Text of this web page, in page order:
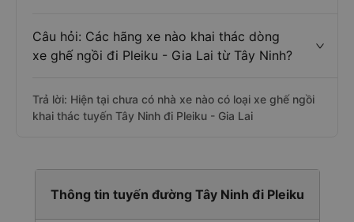
Câu hỏi: Các hãng xe nào khai thác dòng
xe ghế ngồi đi Pleiku - Gia Lai từ Tây Ninh?
Trả lời: Hiện tại chưa có nhà xe nào có loại xe ghế ngồi
khai thác tuyến Tây Ninh đi Pleiku - Gia Lai
Thông tin tuyến đường Tây Ninh đi Pleiku